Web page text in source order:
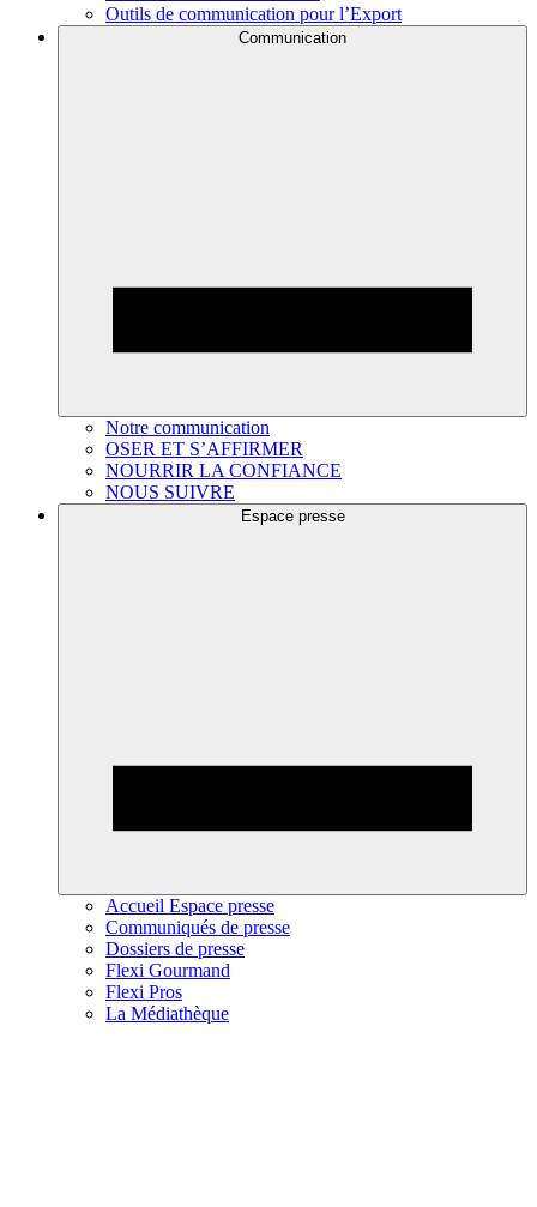
Outils de communication pour l’Export
Communication
Notre communication
OSER ET S’AFFIRMER
NOURRIR LA CONFIANCE
NOUS SUIVRE
Espace presse
Accueil Espace presse
Communiqués de presse
Dossiers de presse
Flexi Gourmand
Flexi Pros
La Médiathèque